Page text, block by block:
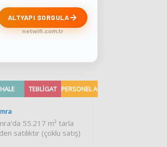
ALTYAPI SORGULA
netwifi.com.tr